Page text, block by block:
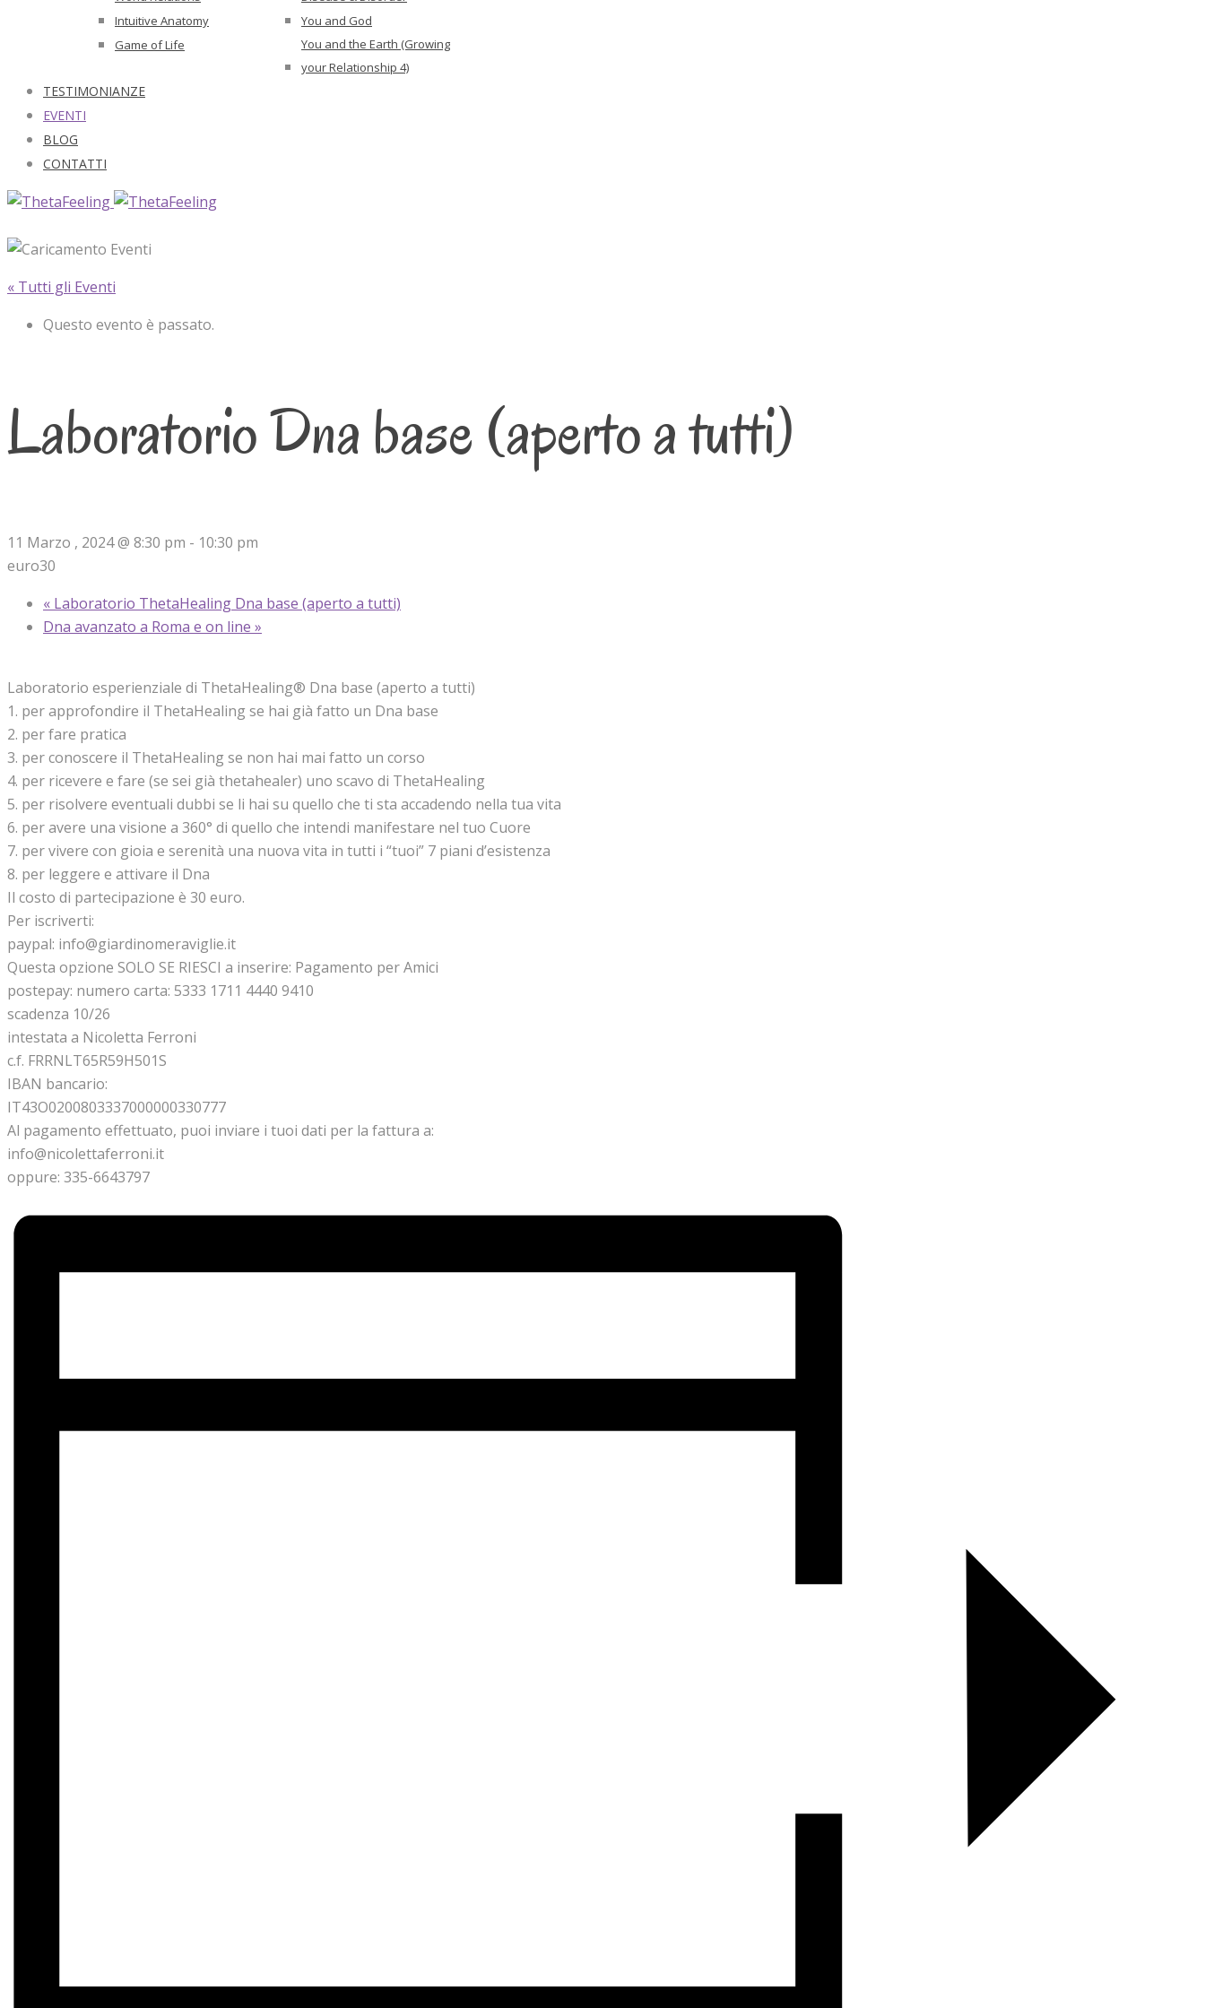
Intuitive Anatomy
Game of Life
You and God
You and the Earth (Growing
your Relationship 4)
TESTIMONIANZE
EVENTI
BLOG
CONTATTI
« Tutti gli Eventi
Questo evento è passato.
Laboratorio Dna base (aperto a tutti)
11 Marzo , 2024 @ 8:30 pm - 10:30 pm
euro30
« Laboratorio ThetaHealing Dna base (aperto a tutti)
Dna avanzato a Roma e on line »
Laboratorio esperienziale di ThetaHealing® Dna base (aperto a tutti)
1. per approfondire il ThetaHealing se hai già fatto un Dna base
2. per fare pratica
3. per conoscere il ThetaHealing se non hai mai fatto un corso
4. per ricevere e fare (se sei già thetahealer) uno scavo di ThetaHealing
5. per risolvere eventuali dubbi se li hai su quello che ti sta accadendo nella tua vita
6. per avere una visione a 360° di quello che intendi manifestare nel tuo Cuore
7. per vivere con gioia e serenità una nuova vita in tutti i “tuoi” 7 piani d’esistenza
8. per leggere e attivare il Dna
Il costo di partecipazione è 30 euro.
Per iscriverti:
paypal: info@giardinomeraviglie.it
Questa opzione SOLO SE RIESCI a inserire: Pagamento per Amici
postepay: numero carta: 5333 1711 4440 9410
scadenza 10/26
intestata a Nicoletta Ferroni
c.f. FRRNLT65R59H501S
IBAN bancario:
IT43O0200803337000000330777
Al pagamento effettuato, puoi inviare i tuoi dati per la fattura a:
info@nicolettaferroni.it
oppure: 335-6643797